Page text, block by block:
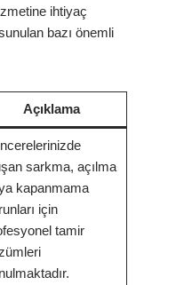
ihtiyaç
bazı önemli
Açıklama
sarkma, açılma
kapanmama
için
tamir